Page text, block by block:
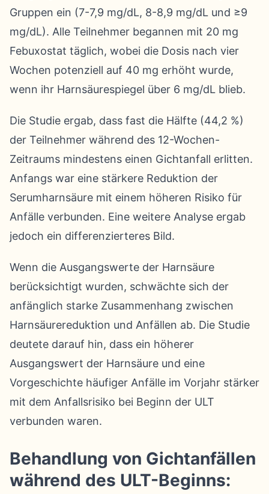
Gruppen ein (7-7,9 mg/dL, 8-8,9 mg/dL und ≥9
mg/dL). Alle Teilnehmer begannen mit 20 mg
Febuxostat täglich, wobei die Dosis nach vier
Wochen potenziell auf 40 mg erhöht wurde,
wenn ihr Harnsäurespiegel über 6 mg/dL blieb.
Die Studie ergab, dass fast die Hälfte (44,2 %)
der Teilnehmer während des 12-Wochen-
Zeitraums mindestens einen Gichtanfall erlitten.
Anfangs war eine stärkere Reduktion der
Serumharnsäure mit einem höheren Risiko für
Anfälle verbunden. Eine weitere Analyse ergab
jedoch ein differenzierteres Bild.
Wenn die Ausgangswerte der Harnsäure
berücksichtigt wurden, schwächte sich der
anfänglich starke Zusammenhang zwischen
Harnsäurereduktion und Anfällen ab. Die Studie
deutete darauf hin, dass ein höherer
Ausgangswert der Harnsäure und eine
Vorgeschichte häufiger Anfälle im Vorjahr stärker
mit dem Anfallsrisiko bei Beginn der ULT
verbunden waren.
Behandlung von Gichtanfällen
während des ULT-Beginns: